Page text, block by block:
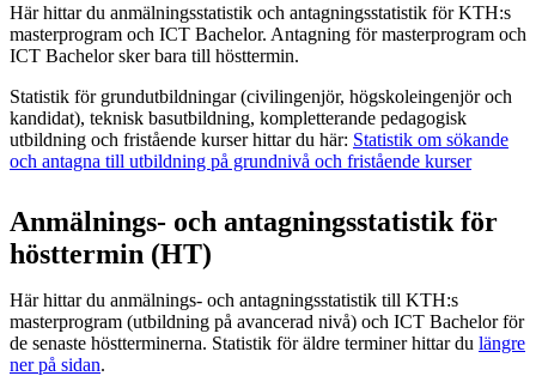
Här hittar du anmälningsstatistik och antagningsstatistik för KTH:s
masterprogram och ICT Bachelor. Antagning för masterprogram och
ICT Bachelor sker bara till hösttermin.
Statistik för grundutbildningar (civilingenjör, högskoleingenjör och
kandidat), teknisk basutbildning, kompletterande pedagogisk
utbildning och fristående kurser hittar du här: Statistik om sökande
och antagna till utbildning på grundnivå och fristående kurser
Anmälnings- och antagningsstatistik för
hösttermin (HT)
Här hittar du anmälnings- och antagningsstatistik till KTH:s
masterprogram (utbildning på avancerad nivå) och ICT Bachelor för
de senaste höstterminerna. Statistik för äldre terminer hittar du längre
ner på sidan.